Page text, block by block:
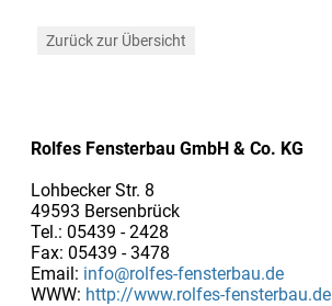
Zurück zur Übersicht
Rolfes Fensterbau GmbH & Co. KG
Lohbecker Str. 8
49593 Bersenbrück
Tel.: 05439 - 2428
Fax: 05439 - 3478
Email: info@rolfes-fensterbau.de
WWW: http://www.rolfes-fensterbau.de